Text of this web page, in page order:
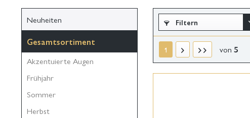
Neuheiten
Gesamtsortiment
Akzentuierte Augen
Frühjahr
Sommer
Herbst
Filtern
1 von 5